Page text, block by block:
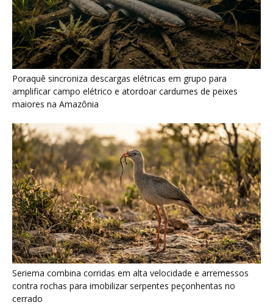
Seriema combina corridas em alta velocidade e arremessos
contra rochas para imobilizar serpentes peçonhentas no
cerrado
Ariranha sincroniza caça coletiva com vocalização subaquática
e cerca cardumes em rios rasos da Amazônia